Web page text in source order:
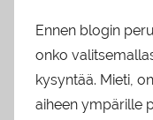
Ennen blogin
onko
kysyntää. Mieti,
aiheen ympärille